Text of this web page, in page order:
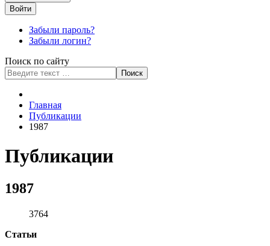
Войти
Забыли пароль?
Забыли логин?
Поиск по сайту
for results.
Поиск
Главная
Публикации
1987
Публикации
1987
3764
Статьи